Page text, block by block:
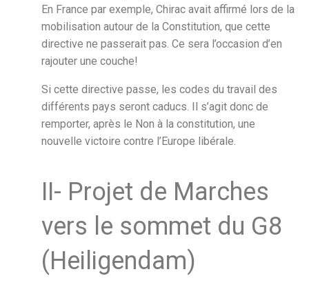
En France par exemple, Chirac avait affirmé lors de la
mobilisation autour de la Constitution, que cette
directive ne passerait pas. Ce sera l’occasion d’en
rajouter une couche!
Si cette directive passe, les codes du travail des
différents pays seront caducs. Il s’agit donc de
remporter, après le Non à la constitution, une
nouvelle victoire contre l’Europe libérale.
II- Projet de Marches
vers le sommet du G8
(Heiligendam)